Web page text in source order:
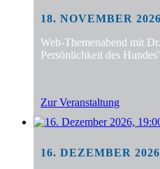
18. NOVEMBER
Web-Themenabend mit
Persönlichkeit des
Zur Veranstaltung
16. DEZEMBER